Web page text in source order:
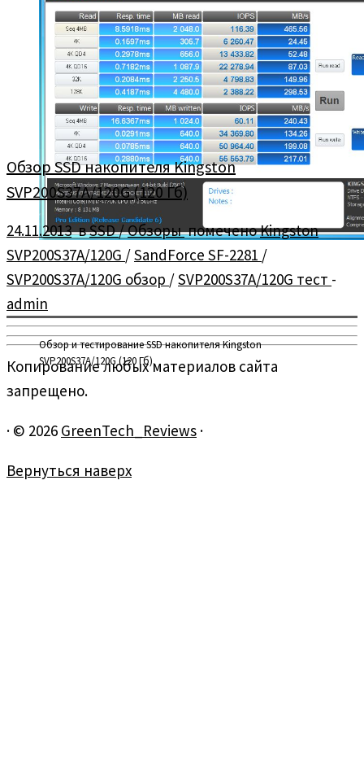
Обзор и тестирование SSD накопителя Kingston
SVP200S37A/120G (120 Гб).
Обзор SSD накопителя Kingston
SVP200S37A/120G (120 Гб)
24.11.2013вSSD/ОбзорыпомеченоKingston
SVP200S37A/120G /SandForce SF-2281 /
SVP200S37A/120G обзор /SVP200S37A/120G тест -
admin
Копирование любых материалов сайта
запрещено.
· © 2026 GreenTech_Reviews ·
Вернуться наверх